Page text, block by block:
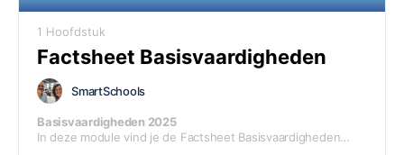
1 Hoofdstuk
Factsheet Basisvaardigheden
SmartSchools
Basisvaardigheden 2025
In deze module vind je de Factsheet Basisvaardigheden